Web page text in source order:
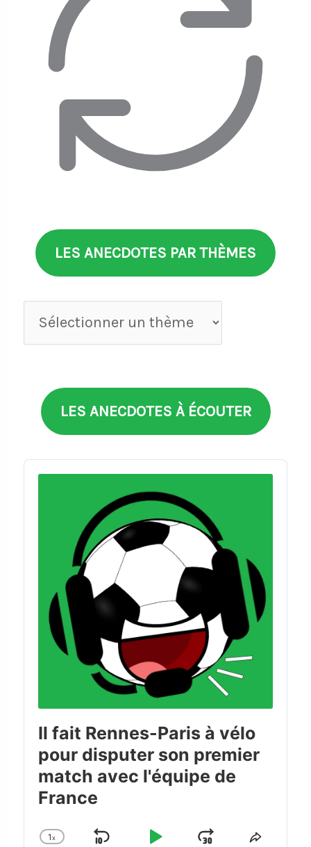
LES ANECDOTES PAR THÈMES
Anecdotes
par
LES ANECDOTES À ÉCOUTER
Audio
Player
Il fait Rennes-Paris à vélo
pour disputer son premier
match avec l'équipe de
France
Change
1x Share